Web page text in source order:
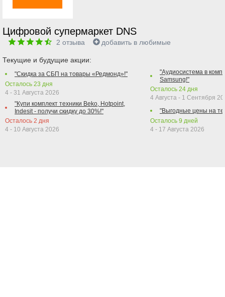
Цифровой супермаркет DNS
2 отзыва добавить в любимые
Текущие и будущие акции:
"Скидка за СБП на товары «Редмонд»!"
Осталось 23 дня
4 - 31 Августа 2026
"Купи комплект техники Beko, Hotpoint,
Indesit - получи скидку до 30%!"
Осталось 2 дня
4 - 10 Августа 2026
"Аудиосистема в
Samsung!"
Осталось 24 дня
4 Августа - 1 Сентября
"Выгодные цены на
Осталось 9 дней
4 - 17 Августа 2026